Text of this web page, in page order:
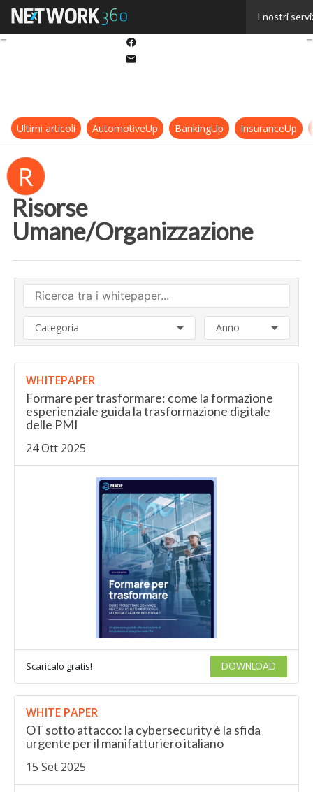
I nostri
Ultimi articoli AutomotiveUp BankingUp InsuranceUp
R
Risorse
Umane/Organizzazione
Categoria Anno
WHITEPAPER
Formare per trasformare: come la formazione
esperienziale guida la trasformazione digitale
delle PMI
24 Ott 2025
Scaricalo gratis! DOWNLOAD
WHITE PAPER
OT sotto attacco: la cybersecurity è la sfida
urgente per il manifatturiero italiano
15 Set 2025